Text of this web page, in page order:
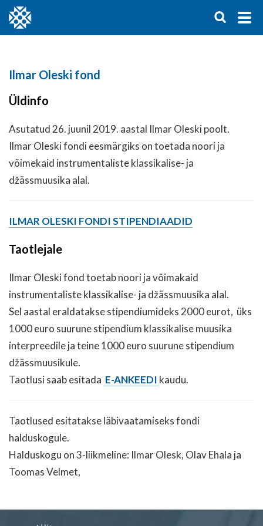
Ilmar Oleski fond
Üldinfo
Asutatud 26. juunil 2019. aastal Ilmar Oleski poolt.
Ilmar Oleski fondi eesmärgiks on toetada noori ja
võimekaid instrumentaliste klassikalise- ja
džässmuusika alal.
ILMAR OLESKI FONDI STIPENDIAADID
Taotlejale
Ilmar Oleski fond toetab noori ja võimakaid
instrumentaliste klassikalise- ja džässmuusika alal.
Sel aastal eraldatakse stipendiumideks 2000 eurot, üks
1000 euro suurune stipendium klassikalise muusika
interpreedile ja teine 1000 euro suurune stipendium
džässmuusikule.
Taotlusi saab esitada E-ANKEEDI kaudu.
Taotlused esitatakse läbivaatamiseks fondi
halduskogule.
Halduskogu on 3-liikmeline: Ilmar Olesk, Olav Ehala ja
Toomas Velmet,